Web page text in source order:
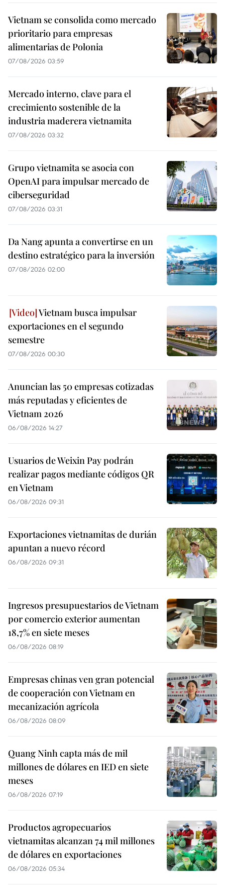
Vietnam se consolida como mercado
prioritario para empresas
alimentarias de Polonia
07/08/2026 03:59
Mercado interno, clave para el
crecimiento sostenible de la
industria maderera vietnamita
07/08/2026 03:32
Grupo vietnamita se asocia con
OpenAI para impulsar mercado de
ciberseguridad
07/08/2026 03:31
Da Nang apunta a convertirse en un
destino estratégico para la inversión
07/08/2026 02:00
Vietnam busca impulsar
exportaciones en el segundo
semestre
07/08/2026 00:30
Anuncian las 50 empresas cotizadas
más reputadas y eficientes de
Vietnam 2026
06/08/2026 14:27
Usuarios de Weixin Pay podrán
realizar pagos mediante códigos QR
en Vietnam
06/08/2026 09:31
Exportaciones vietnamitas de durián
apuntan a nuevo récord
06/08/2026 09:31
Ingresos presupuestarios de Vietnam
por comercio exterior aumentan
18,7% en siete meses
06/08/2026 08:19
Empresas chinas ven gran potencial
de cooperación con Vietnam en
mecanización agrícola
06/08/2026 08:09
Quang Ninh capta más de mil
millones de dólares en IED en siete
meses
06/08/2026 07:19
Productos agropecuarios
vietnamitas alcanzan 74 mil millones
de dólares en exportaciones
06/08/2026 05:34